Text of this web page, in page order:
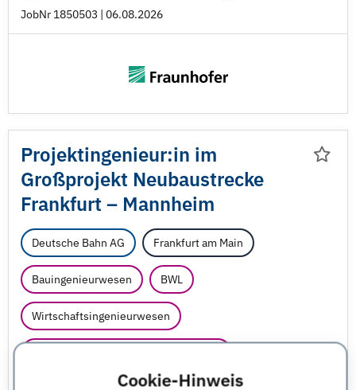
Cookie-Hinweis
JobNr 1850503 | 06.08.2026
Projektingenieur:in im
Großprojekt Neubaustrecke
Frankfurt – Mannheim
Deutsche Bahn AG Frankfurt am Main
Bauingenieurwesen BWL
Wirtschaftsingenieurwesen
JobNr 1850431 | 06.08.2026